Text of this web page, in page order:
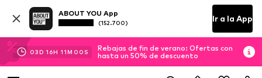
ABOUT YOU App
(152.700) Ir a la App
03D 16H 11M 00 S
Rebajas de fin de verano: Ofertas con
hasta un 50% de descuento